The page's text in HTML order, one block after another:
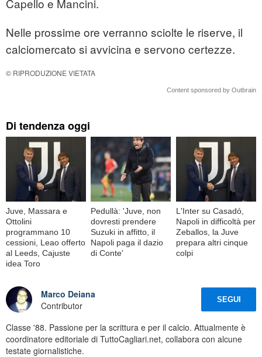
Nelle prossime ore verranno sciolte le riserve, il
calciomercato si avvicina e servono certezze.
© RIPRODUZIONE VIETATA
Content sponsored by Outbrain
Di tendenza oggi
Juve, Massara e
Ottolini
programmano 10
cessioni, Leao offerto
al Leeds, Cajuste
idea Toro
Pedullà: 'Juve, non
dovresti prendere
Suzuki in affitto, il
Napoli paga il dazio
di Conte'
L'Inter su Casadó,
Napoli in difficoltà per
Zeballos, la Juve
prepara altri cinque
colpi
Marco Deiana
Contributor
SEGUI
Classe '88. Passione per la scrittura e per il calcio. Attualmente è
coordinatore editoriale di TuttoCagliari.net, collabora con alcune
testate giornalistiche.